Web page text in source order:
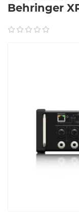
Behringer